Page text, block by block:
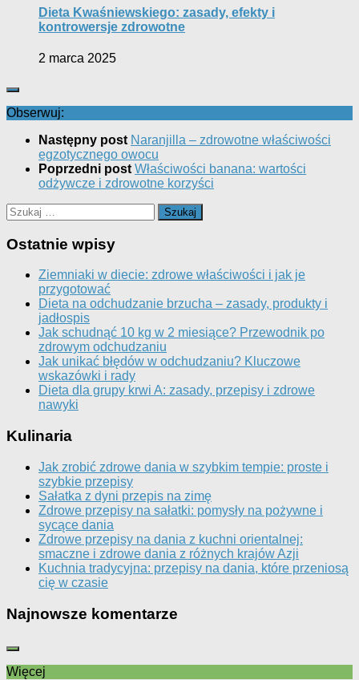
Dieta Kwaśniewskiego: zasady, efekty i
kontrowersje zdrowotne
2 marca 2025
Obserwuj:
Następny post Naranjilla – zdrowotne właściwości
egzotycznego owocu
Poprzedni post Właściwości banana: wartości
odżywcze i zdrowotne korzyści
Szukaj:
Ostatnie wpisy
Ziemniaki w diecie: zdrowe właściwości i jak je
przygotować
Dieta na odchudzanie brzucha – zasady, produkty i
jadłospis
Jak schudnąć 10 kg w 2 miesiące? Przewodnik po
zdrowym odchudzaniu
Jak unikać błędów w odchudzaniu? Kluczowe
wskazówki i rady
Dieta dla grupy krwi A: zasady, przepisy i zdrowe
nawyki
Kulinaria
Jak zrobić zdrowe dania w szybkim tempie: proste i
szybkie przepisy
Sałatka z dyni przepis na zimę
Zdrowe przepisy na sałatki: pomysły na pożywne i
sycące dania
Zdrowe przepisy na dania z kuchni orientalnej:
smaczne i zdrowe dania z różnych krajów Azji
Kuchnia tradycyjna: przepisy na dania, które przeniosą
cię w czasie
Najnowsze komentarze
Więcej